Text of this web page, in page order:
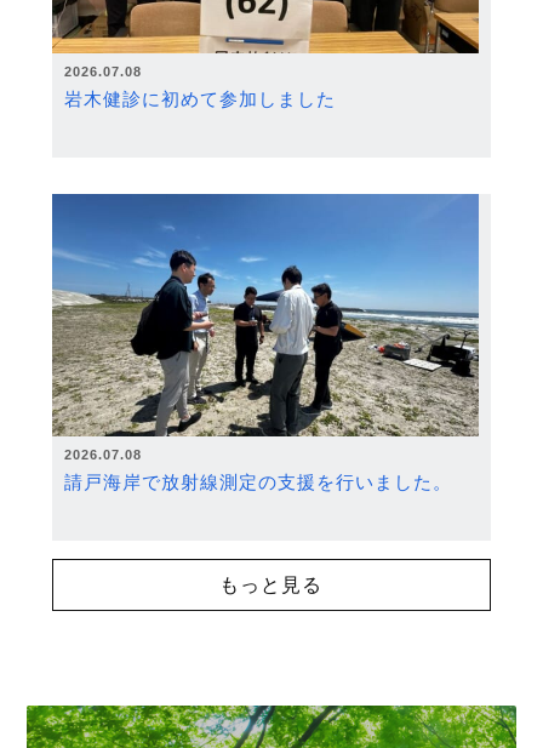
2026.07.08
岩木健診に初めて参加しました
2026.07.08
請戸海岸で放射線測定の支援を行いました。
もっと見る